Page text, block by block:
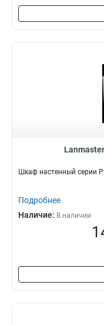
Шкаф настенный серии
Подробнее
Наличие: В наличии